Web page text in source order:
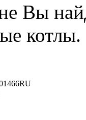
Вы
котлы.